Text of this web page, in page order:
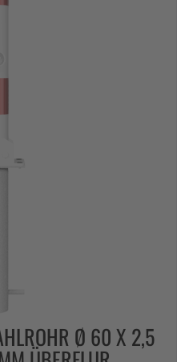
Ø 60 X 2,5